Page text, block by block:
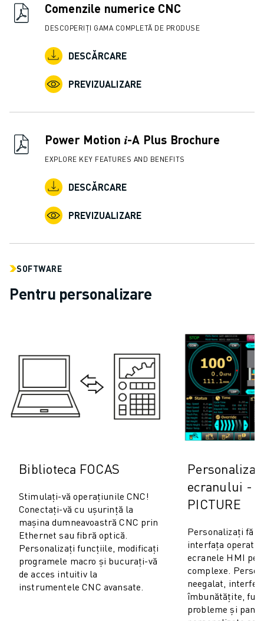
Comenzile numerice CNC
DESCOPERIȚI GAMA COMPLETĂ DE PRODUSE
DESCĂRCARE
PREVIZUALIZARE
Power Motion 𝑖-A Plus Brochure
EXPLORE KEY FEATURES AND BENEFITS
DESCĂRCARE
PREVIZUALIZARE
SOFTWARE
Pentru personalizare
Biblioteca FOCAS
Stimulați-vă operațiunile CNC!
Conectați-vă cu ușurință la
mașina dumneavoastră CNC prin
Ethernet sau fibră optică.
Personalizați funcțiile, modificați
programele macro și bucurați-vă
de acces intuitiv la
instrumentele CNC avansate.
ecranului -
PICTURE
Personalizați
interfața
ecranele HMI
complexe.
neegalat,
îmbunătățite,
probleme și